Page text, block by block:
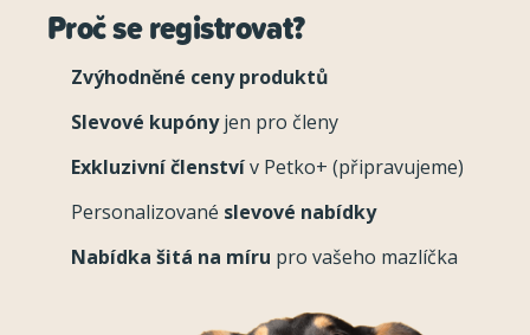
Proč se registrovat?
Zvýhodněné ceny produktů
Slevové kupónyjen pro členy
Exkluzivní členstvív Petko+ (připravujeme)
Personalizované slevové nabídky
Nabídka šitá na míru pro vašeho mazlíčka